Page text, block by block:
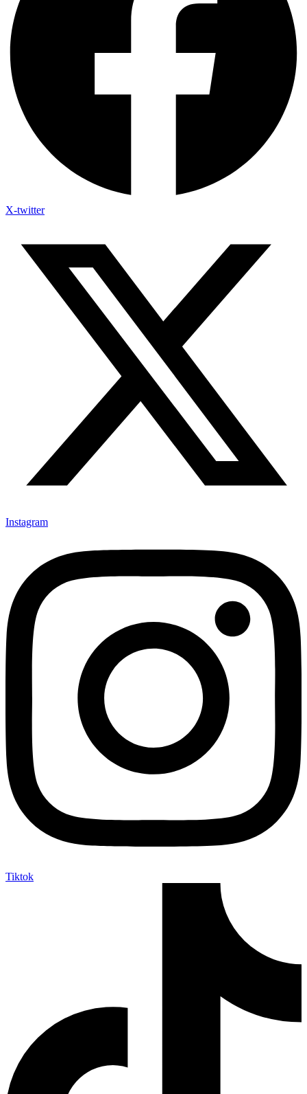
X-twitter
Instagram
Tiktok